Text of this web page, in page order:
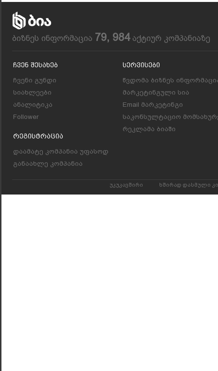
ბიზნეს ინფორმაცია 79, 984აქტიურ კომპანიაზე
Ჩვენ Შესახებ
ჩვენი გუნდი
სიახლეები
ანალიტიკა
Follower
Რეგისტრაცია
დაამატე კომპანია უფასოდ
განაახლე კომპანია
Სერვისები
წვდომა ბიზნეს
მარკეტინგული სია
Email მარკეტინგი
საკონსულტაციო
რეკლამა ბიაში
უკუკავშირი ხშირად დასმული